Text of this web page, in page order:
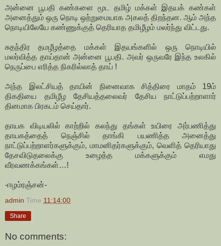
அன்னை பூபதி கண்களை மூட தமிழ் மக்கள் இதயக் கண்கள்
அனைத்தும் ஒரு நொடி ஒற்றுமையாக அகலத் திறந்தன. ஆம் அந்த
நொடியிலேயே கண்ணுக்குத் தெரியாத தமிழீழம் மலர்ந்து விட்டது.
சுதந்திர தமழீழத்தை மக்கள் இதயங்களில் ஒரு நொடியில்
மலர்வித்த தாய்தான் அன்னை பூபதி. அவர் ஒருவரே இந்த உலகில்
நெருப்பை எரித்த நிகரில்லாத் தாய் !
அந்த இலட்சியத் தாயின் நினைவாக சித்திரை மாதம் 19ம்
திகதியை தமிழீழ தேசியத்தலைவர் தேசிய நாட்டுப்பற்றாளார்
தினமாக பிரகடம் செய்தார்.
தாயக விடியலில் காற்றில் கலந்து தங்கள் உயிரை அர்பணித்து
தாயகத்தைத் நெஞ்சில் தாங்கி பயணித்த அனைத்து
நாட்டுப்பற்றாளர்களுக்கும், மாமனிதர்களுக்கும், வெளித் தெரியாது
தேசவிடுதலைக்கு உழைத்த மக்களுக்கும் எமது
வீரவணக்கங்கள்…!
-ஈழம்ரஞ்சன்-
admin Time 11:14:00
Share
No comments: